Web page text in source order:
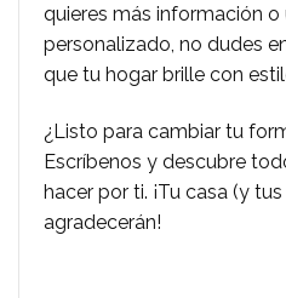
quieres más información o
personalizado, no dudes
que tu hogar brille con
¿Listo para cambiar tu
Escríbenos y descubre
hacer por ti. ¡Tu casa (y
agradecerán!